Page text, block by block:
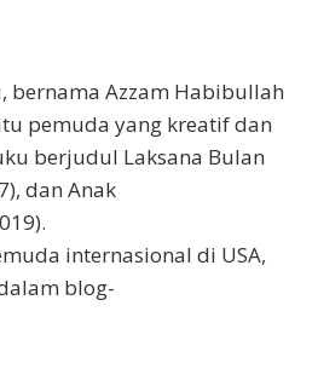
bernama Azzam Habibullah
pemuda yang kreatif dan
berjudul Laksana Bulan
dan Anak
internasional di USA,
blog-